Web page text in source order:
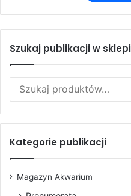
Szukaj publikacji w
Kategorie publikacji
Magazyn Akwarium